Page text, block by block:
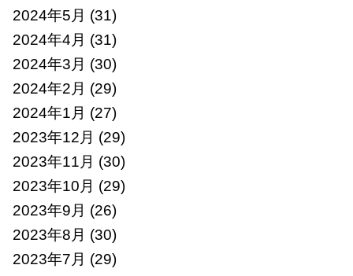
2024年5月 (31)
2024年4月 (31)
2024年3月 (30)
2024年2月 (29)
2024年1月 (27)
2023年12月 (29)
2023年11月 (30)
2023年10月 (29)
2023年9月 (26)
2023年8月 (30)
2023年7月 (29)